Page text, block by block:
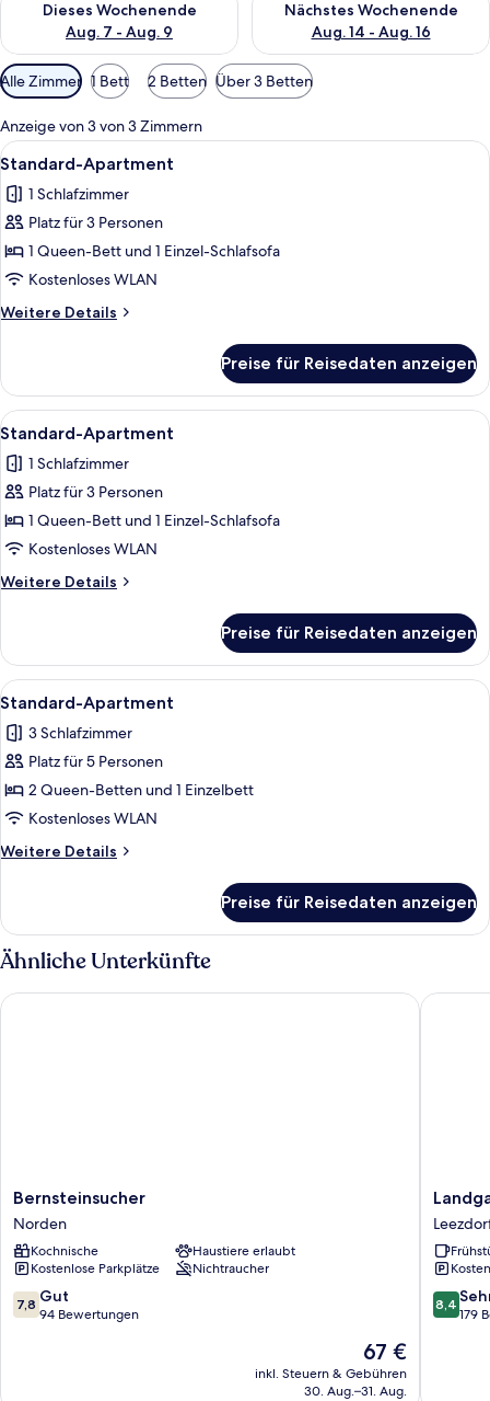
Dieses Wochenende
Aug. 7 - Aug. 9
Nächstes Wochenende
Aug. 14 - Aug. 16
Verfügbare
Filter
für
Zimmer
Alle Zimmer 1 Bett 2 Betten Über 3 Betten
Anzeige von 3 von 3 Zimmern
Alle
Fotos
für
Standard-
Apartment
anzeigen
Ein modernes Schlafzimmer mit
6
Standard-Apartment
1 Schlafzimmer
Platz für 3 Personen
1 Queen-Bett und 1 Einzel-Schlafsofa
Kostenloses WLAN
Weitere Details
Weitere
Apartment
Preise für Reisedaten anzeigen
Alle
Fotos
für
Standard-
Apartment
anzeigen
Ein modernes Schlafzimmer mit
5
Standard-Apartment
1 Schlafzimmer
Platz für 3 Personen
1 Queen-Bett und 1 Einzel-Schlafsofa
Kostenloses WLAN
Weitere Details
Weitere
Apartment
Preise für Reisedaten anzeigen
Alle
Fotos
für
Standard-
Apartment
anzeigen
Ein modernes Schlafzimmer mit
6
Standard-Apartment
3 Schlafzimmer
Platz für 5 Personen
2 Queen-Betten und 1 Einzelbett
Kostenloses WLAN
Weitere Details
Weitere
Apartment
Preise für Reisedaten anzeigen
Ähnliche Unterkünfte
Bernsteinsucher
Norden
Bernsteinsucher
Norden
Kochnische
Haustiere erlaubt
Kostenlose Parkplätze
Nichtraucher
7.8
von
7,8 Gut
94 Bewertungen
Der
Preis
beträgt
67 €
inkl. Steuern & Gebühren
30. Aug.–31. Aug.
Bernsteinsucher
Hof
8.4
von
8,4
179